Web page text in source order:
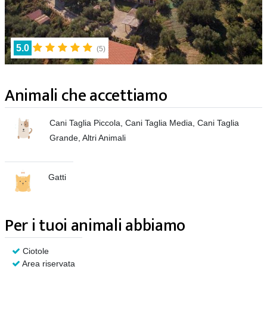
5.0 (5)
Animali che accettiamo
Cani Taglia Piccola, Cani Taglia Media, Cani Taglia
Grande, Altri Animali
Gatti
Per i tuoi animali abbiamo
Ciotole
Area riservata